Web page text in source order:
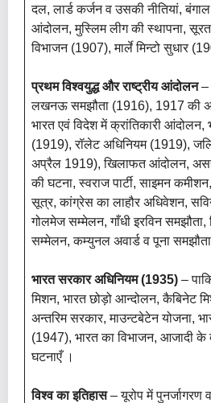
दल, लार्ड कर्जन व उसकी नीतियां,
आंदोलन, मुस्लिम लीग की स्थापना,
विभाजन (1907), मार्ले मिन्टो सुधार
प्रथम विश्वयुद्ध और राष्ट्रीय आंदोलन–
लखनऊ समझौता (1916), 1917 की
भारत एवं विदेश में क्रांतिकारी आंदोलन,
(1919), रॉलेट अधिनियम (1919),
अप्रैल 1919), खिलाफत आंदोलन,
की घटना, स्वराज पार्टी, साइमन
सूत्र, कांग्रेस का लाहौर अधिवेशन,
गोलमेज सम्मेलन, गाँधी इरविन समझौता,
सम्मेलन, कम्युनल अवार्ड व पूना
भारत सरकार अधिनियम (1935) –
मिशन, भारत छोड़ो आन्दोलन, कैबिनेट
अन्तरिम सरकार, माउन्टबेटेन योजना,
(1947), भारत का विभाजन, आजादी के
घटनाएँ ।
विश्व का इतिहास– यूरोप में पुनर्जागरण